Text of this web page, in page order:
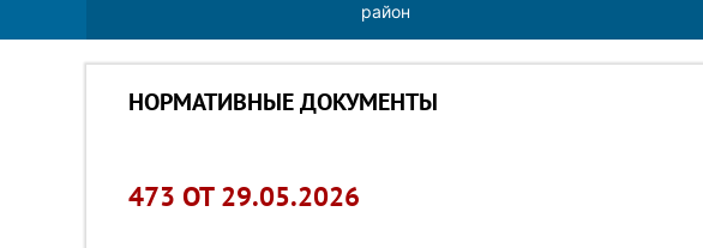
район
НОРМАТИВНЫЕ ДОКУМЕНТЫ
473 ОТ 29.05.2026